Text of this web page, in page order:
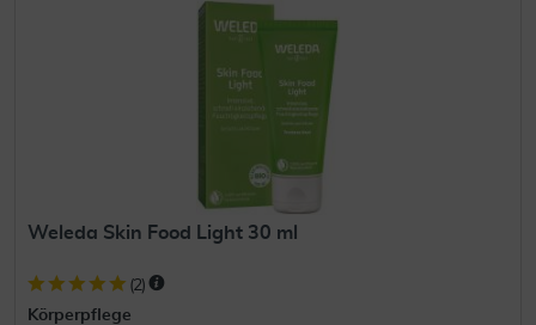
Weleda Skin Food Light 30 ml
(2)
Körperpflege